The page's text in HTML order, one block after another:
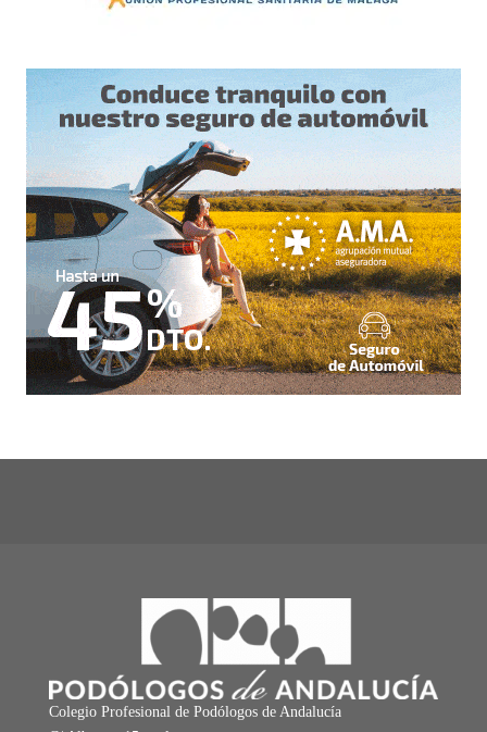
Colegio Profesional de Podólogos de Andalucía